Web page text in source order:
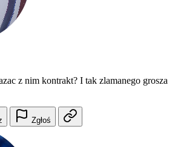
z nim kontrakt? I tak zlamanego grosza
Zgłoś